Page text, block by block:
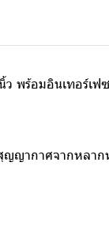
พร้อมอินเทอร์เฟ
สุญญากาศจากหลา